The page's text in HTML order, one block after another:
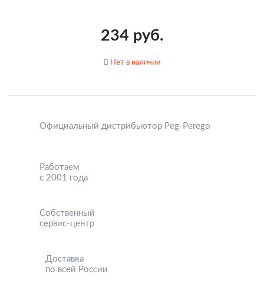
234 руб.
Нет в наличии
Официальный дистрибьютор Peg-Perego
Работаем
с 2001 года
Собственный
сервис-центр
Доставка
по всей России